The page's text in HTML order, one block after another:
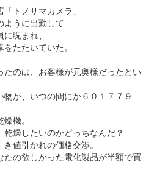
トノサマカメラ」
ように出勤して
睨まれ、
たたいていた。
たのは、お客様が元奥様だったとい
物が、いつの間にか６０１７７９
機。
乾燥したいのかどっちなんだ？
値引かれの価格交渉。
たの欲しかった電化製品が半額で買